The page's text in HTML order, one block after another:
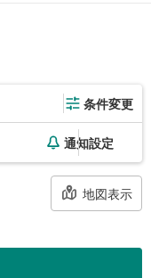
条件変更
通知設定
地図表示